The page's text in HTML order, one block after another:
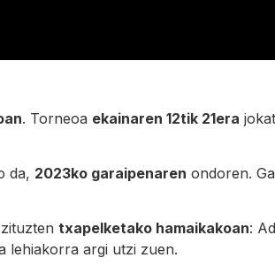
. Torneoa ekainaren 12tik 21era
da, 2023ko garaipenaren ondoren.
txapelketako hamaikakoan:
lehiakorra argi utzi zuen.